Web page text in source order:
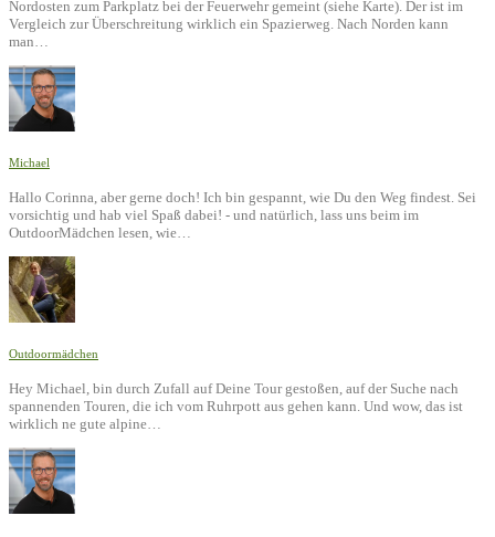
Nordosten zum Parkplatz bei der Feuerwehr gemeint (siehe Karte). Der ist im
Vergleich zur Überschreitung wirklich ein Spazierweg. Nach Norden kann
man…
Michael
Hallo Corinna, aber gerne doch! Ich bin gespannt, wie Du den Weg findest. Sei
vorsichtig und hab viel Spaß dabei! - und natürlich, lass uns beim im
OutdoorMädchen lesen, wie…
Outdoormädchen
Hey Michael, bin durch Zufall auf Deine Tour gestoßen, auf der Suche nach
spannenden Touren, die ich vom Ruhrpott aus gehen kann. Und wow, das ist
wirklich ne gute alpine…